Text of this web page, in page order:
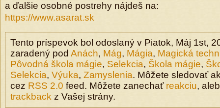
a ďalšie osobné postrehy nájdeš na:
https://www.asarat.sk
Tento príspevok bol odoslaný v Piatok, Máj 1st,
zaradený pod Anách, Mág, Mágia, Magická
Pôvodná škola mágie, Selekcia, Škola mágie,
Selekcia, Výuka, Zamyslenia. Môžete sledovať
cez RSS 2.0 feed. Môžete zanechať reakciu,
trackback z Vašej strány.